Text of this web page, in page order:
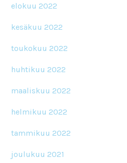
elokuu 2022
kesäkuu 2022
toukokuu 2022
huhtikuu 2022
maaliskuu 2022
helmikuu 2022
tammikuu 2022
joulukuu 2021